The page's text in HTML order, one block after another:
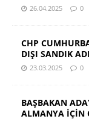
26.04.2025 0
CHP
DIŞI SANDIK
23.03.2025 0
BAŞBAKAN
ALMANYA İÇİN